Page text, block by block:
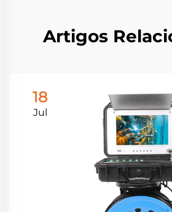
Artigos
18
Jul